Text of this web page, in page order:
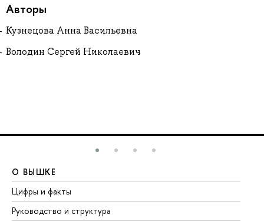
Авторы
Кузнецова Анна Васильевна
Володин Сергей Николаевич
О ВЫШКЕ
Цифры и факты
Руководство и структура